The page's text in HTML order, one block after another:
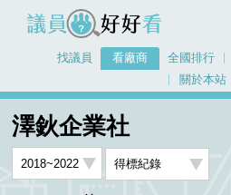
議員好好看
找議員 看廠商 全國排行
關於本站
澤鈥企業社